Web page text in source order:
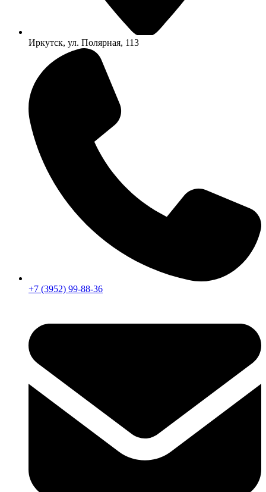
Иркутск, ул. Полярная, 113
+7 (3952) 99-88-36